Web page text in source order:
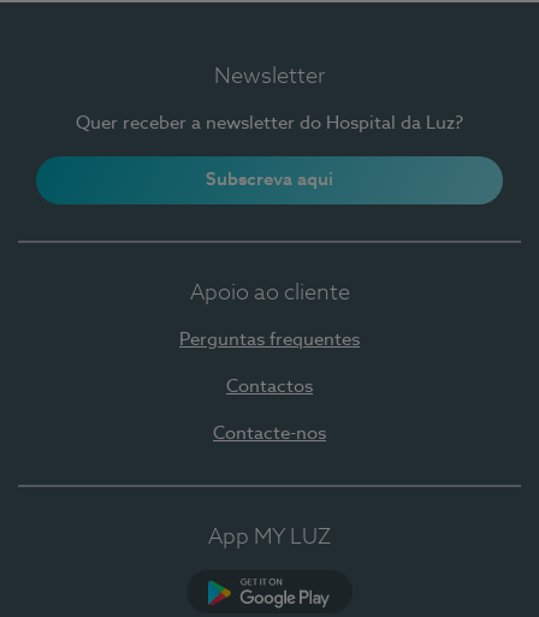
Newsletter
Quer receber a newsletter do Hospital da Luz?
Subscreva aqui
Apoio ao cliente
Perguntas frequentes
Contactos
Contacte-nos
App MY LUZ